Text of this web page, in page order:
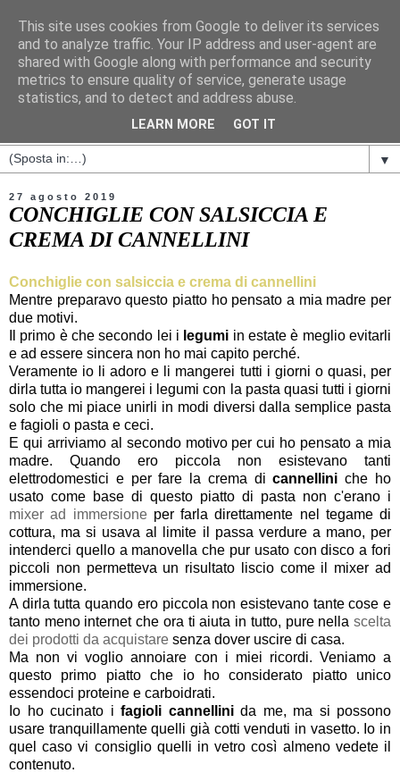
▼
27 agosto 2019
CONCHIGLIE CON SALSICCIA E
CREMA DI CANNELLINI
Conchiglie con salsiccia e crema di cannellini
Mentre preparavo questo piatto ho pensato a mia madre per
due motivi.
Il primo è che secondo lei i legumi in estate è meglio evitarli
e ad essere sincera non ho mai capito perché.
Veramente io li adoro e li mangerei tutti i giorni o quasi, per
dirla tutta io mangerei i legumi con la pasta quasi tutti i giorni
solo che mi piace unirli in modi diversi dalla semplice pasta
e fagioli o pasta e ceci.
E qui arriviamo al secondo motivo per cui ho pensato a mia
madre. Quando ero piccola non esistevano tanti
elettrodomestici e per fare la crema dicannellini che ho
usato come base di questo piatto di pasta non c'erano i
mixer ad immersioneper farla direttamente nel tegame di
cottura, ma si usava al limite il passa verdure a mano, per
intenderci quello a manovella che pur usato con disco a fori
piccoli non permetteva un risultato liscio come il mixer ad
immersione.
A dirla tutta quando ero piccola non esistevano tante cose e
tanto meno internet che ora ti aiuta in tutto, pure nella scelta
dei prodotti da acquistare senza dover uscire di casa.
Ma non vi voglio annoiare con i miei ricordi. Veniamo a
questo primo piatto che io ho considerato piatto unico
essendoci proteine e carboidrati.
Io ho cucinato i fagioli cannellinida me, ma si possono
usare tranquillamente quelli già cotti venduti in vasetto. Io in
quel caso vi consiglio quelli in vetro così almeno vedete il
contenuto.
This site uses cookies from Google to deliver its services
and to analyze traffic. Your IP address and user-agent are
shared with Google along with performance and security
metrics to ensure quality of service, generate usage
statistics, and to detect and address abuse.
LEARN MORE GOT IT